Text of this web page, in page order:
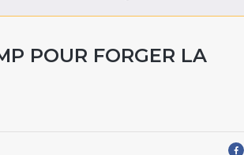
POUR FORGER LA